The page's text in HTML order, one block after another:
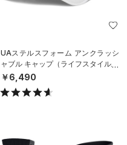
UAステルスフォーム アンクラッシ
ャブル キャップ（ライフスタイル/U
NISEX）
￥6,490